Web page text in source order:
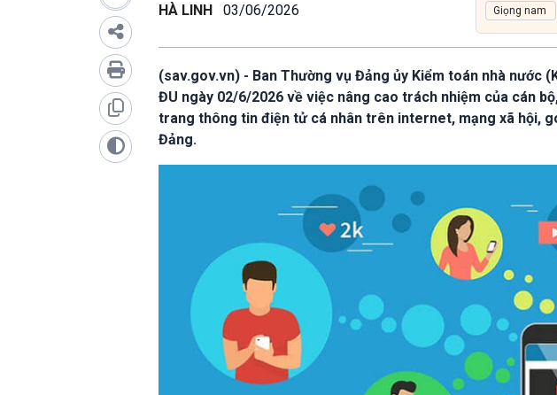
HÀ LINH 03/06/2026
(sav.gov.vn) - Ban Thường vụ Đảng ủy Kiểm toán nhà nước
ĐU ngày 02/6/2026 về việc nâng cao trách nhiệm của cán
trang thông tin điện tử cá nhân trên internet, mạng xã hội,
Đảng.